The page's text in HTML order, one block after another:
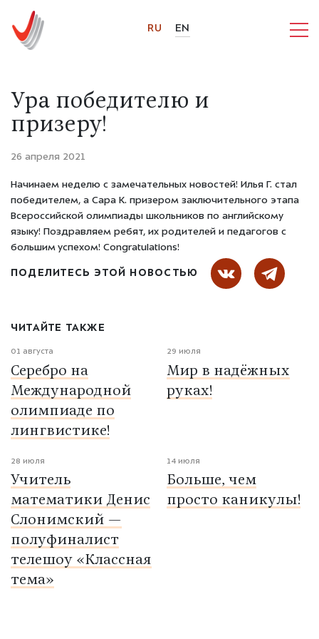
RU EN
Ура победителю и
призеру!
26 апреля 2021
Начинаем неделю с замечательных новостей! Илья Г. стал
победителем, а Сара К. призером заключительного этапа
Всероссийской олимпиады школьников по английскому
языку! Поздравляем ребят, их родителей и педагогов с
большим успехом! Congratulations!
ПОДЕЛИТЕСЬ ЭТОЙ НОВОСТЬЮ
ЧИТАЙТЕ ТАКЖЕ
01 августа
Серебро на
Международной
олимпиаде по
лингвистике!
29 июля
Мир в надёжных
руках!
28 июля
Учитель
математики Денис
Слонимский —
полуфиналист
телешоу «Классная
тема»
14 июля
Больше, чем
просто каникулы!